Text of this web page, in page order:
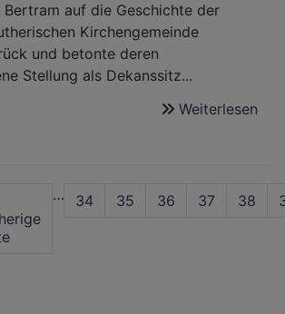
auf die Geschichte der
Kirchengemeinde
und betonte deren
Stellung als Dekanssitz...
Weiterlesen
… Seite
34 Seite
35 Seite
36 Seite
37 38